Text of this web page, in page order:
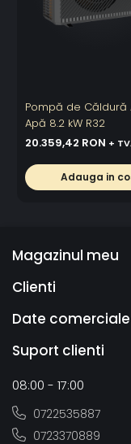
Pompă de Căldură
Apă 8.2 kW R32
20.359,42 RON +
Adauga in
Magazinul meu
Clienti
Date comerciale
Suport clienti
08:00 - 17:00
0722535887
0723370889